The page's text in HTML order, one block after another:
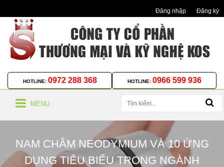
Đăng nhập Đăng ký
HOTLINE: 0972 288 368 HOTLINE: 0966 599 936
MENU
NAM CHÂM NEODYMIUM VÀ 10 ỨNG
DỤNG TIÊU BIỂU TRONG NGÀNH